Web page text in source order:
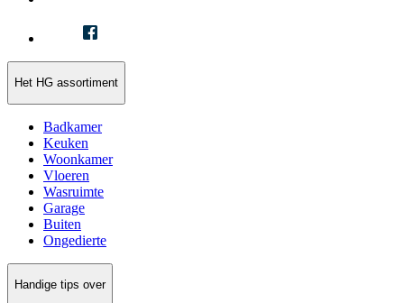
Het HG assortiment
Badkamer
Keuken
Woonkamer
Vloeren
Wasruimte
Garage
Buiten
Ongedierte
Handige tips over